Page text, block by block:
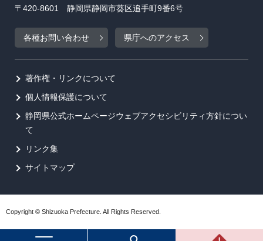
〒420-8601 静岡県静岡市葵区追手町9番6号
各種お問い合わせ 県庁へのアクセス
著作権・リンクについて
個人情報保護について
静岡県公式ホームページウェブアクセシビリティ方針につい
て
リンク集
サイトマップ
Copyright © Shizuoka Prefecture. All Rights Reserved.